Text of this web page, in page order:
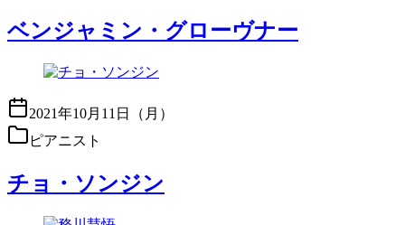
ベンジャミン・グローヴナー
2021年10月11日（月）
ピアニスト
チョ・ソンジン